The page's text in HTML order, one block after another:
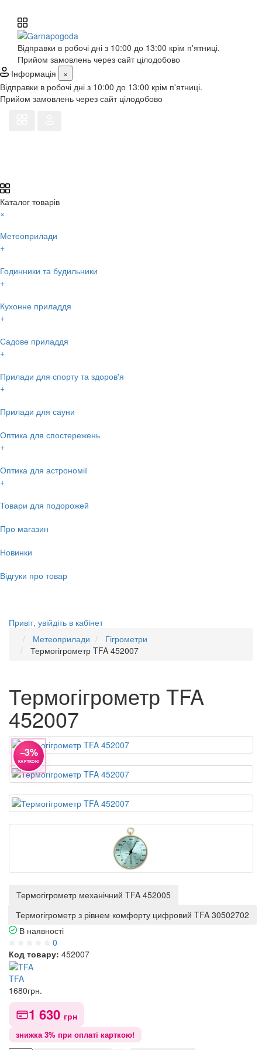
Відправки в робочі дні з 10:00 до 13:00 крім п'ятниці.
Прийом замовлень через сайт цілодобово
Інформація
×
Відправки в робочі дні з 10:00 до 13:00 крім п'ятниці.
Прийом замовлень через сайт цілодобово
Каталог товарів
×
Метеоприлади
+
Годинники та будильники
+
Кухонне приладдя
+
Садове приладдя
+
Прилади для спорту та здоров'я
+
Прилади для сауни
Оптика для спостережень
+
Оптика для астрономії
+
Товари для подорожей
Про магазин
Новинки
Відгуки про товар
Привіт, увійдіть в кабінет
Метеоприлади
Гігрометри
Термогігрометр TFA 452007
Термогігрометр TFA
452007
−3%
КАРТКОЮ
Термогігрометр механічний TFA 452005
Термогігрометр з рівнем комфорту цифровий TFA 30502702
В наявності
0
Код товару: 452007
TFA
1680грн.
1 630 грн
знижка 3% при оплаті карткою!